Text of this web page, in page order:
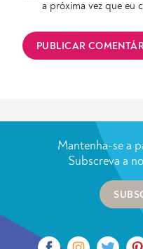
a próxima vez que eu
Mantenha-se a
Subscreva a